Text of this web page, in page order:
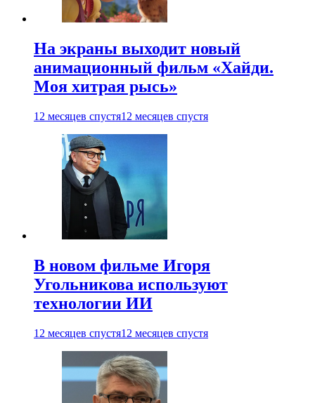
На экраны выходит новый
анимационный фильм «Хайди.
Моя хитрая рысь»
12 месяцев спустя12 месяцев спустя
В новом фильме Игоря
Угольникова используют
технологии ИИ
12 месяцев спустя12 месяцев спустя